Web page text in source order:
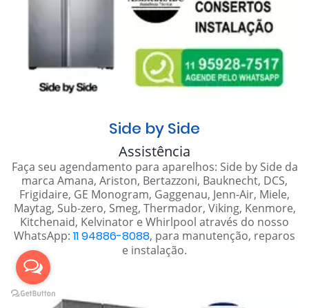
Side by Side
Assistência
Faça seu agendamento para aparelhos: Side by Side da
marca Amana, Ariston, Bertazzoni, Bauknecht, DCS,
Frigidaire, GE Monogram, Gaggenau, Jenn-Air, Miele,
Maytag, Sub-zero, Smeg, Thermador, Viking, Kenmore,
Kitchenaid, Kelvinator e Whirlpool através do nosso
WhatsApp: 11 94886-8088, para manutenção, reparos
e instalação.